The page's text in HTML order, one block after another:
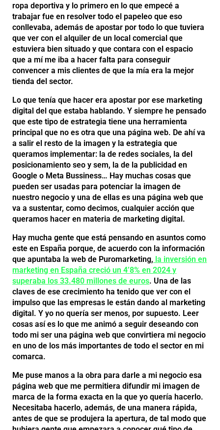
ropa deportiva y lo primero en lo que empecé a
trabajar fue en resolver todo el papeleo que eso
conllevaba, además de apostar por todo lo que tuviera
que ver con el alquiler de un local comercial que
estuviera bien situado y que contara con el espacio
que a mí me iba a hacer falta para conseguir
convencer a mis clientes de que la mía era la mejor
tienda del sector.
Lo que tenía que hacer era apostar por ese marketing
digital del que estaba hablando. Y siempre he pensado
que este tipo de estrategia tiene una herramienta
principal que no es otra que una página web. De ahí va
a salir el resto de la imagen y la estrategia que
queramos implementar: la de redes sociales, la del
posicionamiento seo y sem, la de la publicidad en
Google o Meta Bussiness… Hay muchas cosas que
pueden ser usadas para potenciar la imagen de
nuestro negocio y una de ellas es una página web que
va a sustentar, como decimos, cualquier acción que
queramos hacer en materia de marketing digital.
Hay mucha gente que está pensando en asuntos como
este en España porque, de acuerdo con la información
que apuntaba la web de Puromarketing, la inversión en
marketing en España creció un 4’8% en 2024 y
superaba los 33.480 millones de euros. Una de las
claves de ese crecimiento ha tenido que ver con el
impulso que las empresas le están dando al marketing
digital. Y yo no quería ser menos, por supuesto. Leer
cosas así es lo que me animó a seguir deseando con
todo mi ser una página web que convirtiera mi negocio
en uno de los más importantes de todo el sector en mi
comarca.
Me puse manos a la obra para darle a mi negocio esa
página web que me permitiera difundir mi imagen de
marca de la forma exacta en la que yo quería hacerlo.
Necesitaba hacerlo, además, de una manera rápida,
antes de que se produjera la apertura, de tal modo que